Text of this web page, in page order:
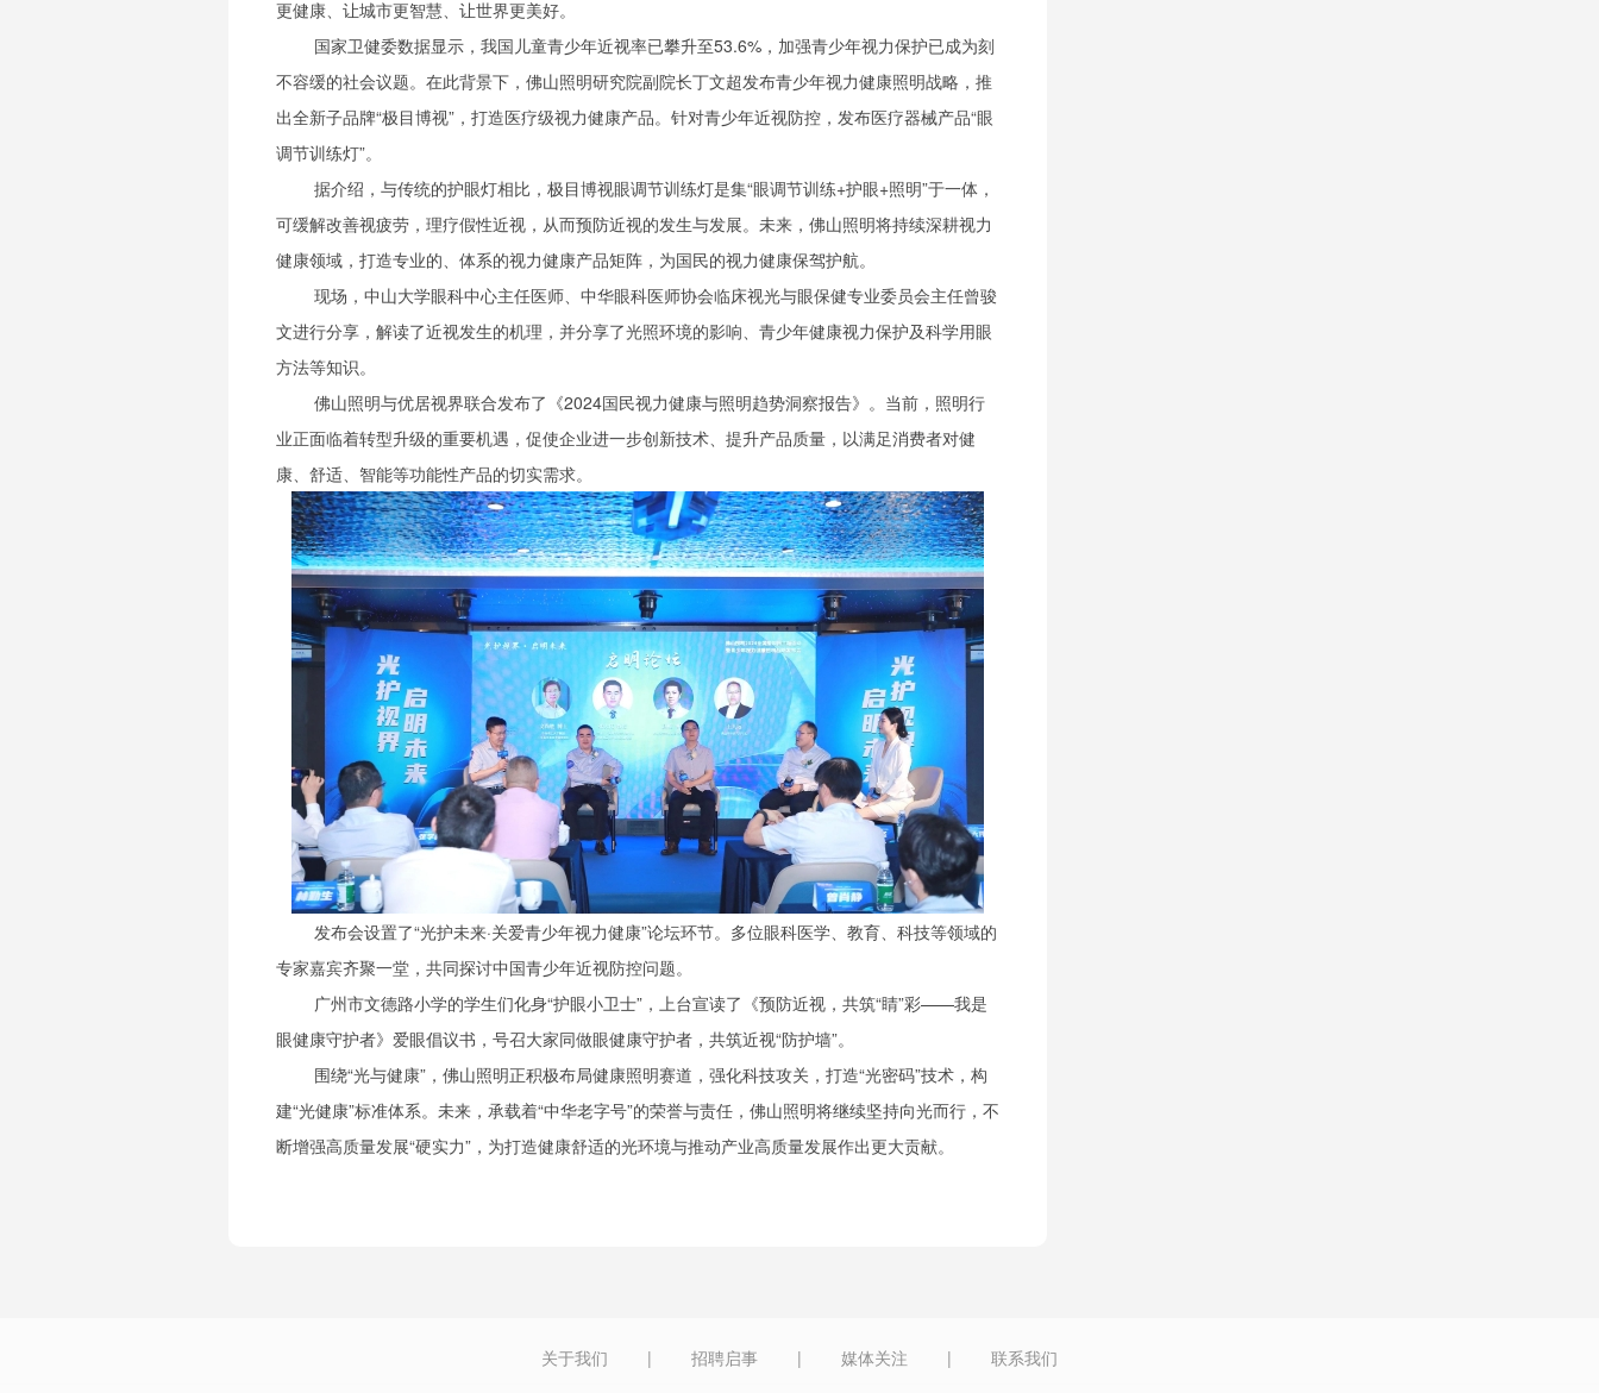
更健康、让城市更智慧、让世界更美好。
国家卫健委数据显示，我国儿童青少年近视率已攀升至53.6%，加强青少年视力保护已成为刻
不容缓的社会议题。在此背景下，佛山照明研究院副院长丁文超发布青少年视力健康照明战略，推
出全新子品牌“极目博视”，打造医疗级视力健康产品。针对青少年近视防控，发布医疗器械产品“眼
调节训练灯”。
据介绍，与传统的护眼灯相比，极目博视眼调节训练灯是集“眼调节训练+护眼+照明”于一体，
可缓解改善视疲劳，理疗假性近视，从而预防近视的发生与发展。未来，佛山照明将持续深耕视力
健康领域，打造专业的、体系的视力健康产品矩阵，为国民的视力健康保驾护航。
现场，中山大学眼科中心主任医师、中华眼科医师协会临床视光与眼保健专业委员会主任曾骏
文进行分享，解读了近视发生的机理，并分享了光照环境的影响、青少年健康视力保护及科学用眼
方法等知识。
佛山照明与优居视界联合发布了《2024国民视力健康与照明趋势洞察报告》。当前，照明行
业正面临着转型升级的重要机遇，促使企业进一步创新技术、提升产品质量，以满足消费者对健
康、舒适、智能等功能性产品的切实需求。
发布会设置了“光护未来·关爱青少年视力健康”论坛环节。多位眼科医学、教育、科技等领域的
专家嘉宾齐聚一堂，共同探讨中国青少年近视防控问题。
广州市文德路小学的学生们化身“护眼小卫士”，上台宣读了《预防近视，共筑“睛”彩——我是
眼健康守护者》爱眼倡议书，号召大家同做眼健康守护者，共筑近视“防护墙”。
围绕“光与健康”，佛山照明正积极布局健康照明赛道，强化科技攻关，打造“光密码”技术，构
建“光健康”标准体系。未来，承载着“中华老字号”的荣誉与责任，佛山照明将继续坚持向光而行，不
断增强高质量发展“硬实力”，为打造健康舒适的光环境与推动产业高质量发展作出更大贡献。
关于我们 | 招聘启事 | 媒体关注 | 联系我们